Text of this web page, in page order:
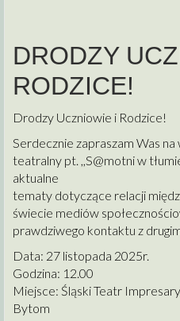
DRODZY
RODZICE!
Drodzy Uczniowie i Rodzice!
Serdecznie zapraszam Was
teatralny pt. ,,S@motni w
aktualne
tematy dotyczące relacji
świecie mediów
prawdziwego kontaktu z
Data: 27 listopada 2025r.
Godzina: 12.00
Miejsce: Śląski Teatr
Bytom